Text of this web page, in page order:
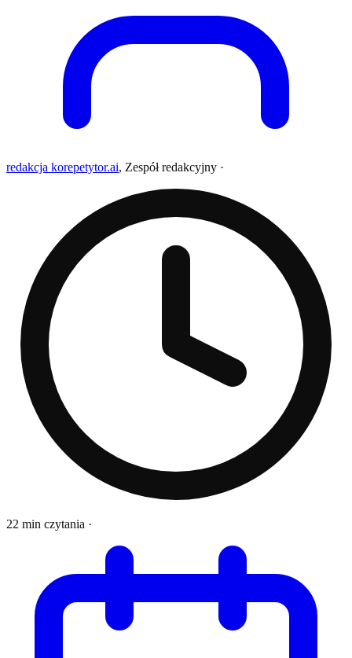
redakcja korepetytor.ai, Zespół redakcyjny ·
22 min czytania ·